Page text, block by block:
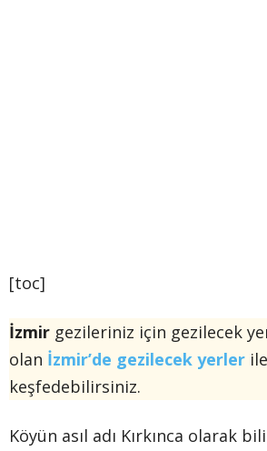
[toc]
İzmir gezileriniz için gezilecek
olan İzmir’de gezilecek yerler
keşfedebilirsiniz.
Köyün asıl adı Kırkınca olarak